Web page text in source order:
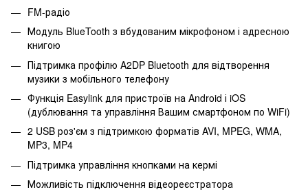
FM-радіо
Модуль BlueTooth з вбудованим мікрофоном і адресною
книгою
Підтримка профілю A2DP Bluetooth для відтворення
музики з мобільного телефону
Функція Easylink для пристроїв на Android і iOS
(дублювання та управління Вашим смартфоном по WiFi)
2 USB роз'єм з підтримкою форматів AVI, MPEG, WMA,
MP3, MP4
Підтримка управління кнопками на кермі
Можливість підключення відеореєстратора